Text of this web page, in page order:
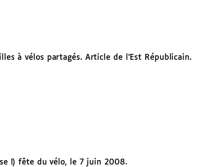
à vélos partagés. Article de l’Est Républicain.
!) fête du vélo, le 7 juin 2008.